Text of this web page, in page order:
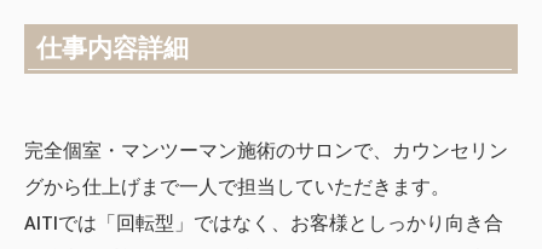
仕事内容詳細
完全個室・マンツーマン施術のサロンで、カウンセリン
グから仕上げまで一人で担当していただきます。
AITIでは「回転型」ではなく、お客様としっかり向き合